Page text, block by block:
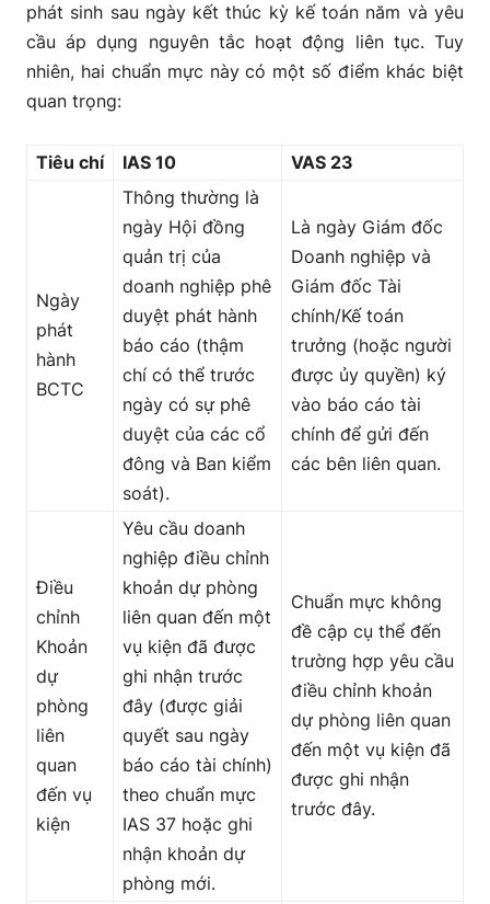
phát sinh sau ngày kết thúc kỳ kế toán năm và yêu
cầu áp dụng nguyên tắc hoạt động liên tục. Tuy
nhiên, hai chuẩn mực này có một số điểm khác biệt
quan trọng:
Tiêu chí IAS 10 VAS 23
Ngày
phát
hành
BCTC
Thông thường là
ngày Hội đồng
quản trị của
doanh nghiệp phê
duyệt phát hành
báo cáo (thậm
chí có thể trước
ngày có sự phê
duyệt của các cổ
đông và Ban kiểm
soát).
Là ngày Giám đốc
Doanh nghiệp và
Giám đốc Tài
chính/Kế toán
trưởng (hoặc người
được ủy quyền) ký
vào báo cáo tài
chính để gửi đến
các bên liên quan.
Điều
chỉnh
Khoản
dự
phòng
liên
quan
đến vụ
kiện
Yêu cầu doanh
nghiệp điều chỉnh
khoản dự phòng
liên quan đến một
vụ kiện đã được
ghi nhận trước
đây (được giải
quyết sau ngày
báo cáo tài chính)
theo chuẩn mực
IAS 37 hoặc ghi
nhận khoản dự
phòng mới.
Chuẩn mực không
đề cập cụ thể đến
trường hợp yêu cầu
điều chỉnh khoản
dự phòng liên quan
đến một vụ kiện đã
được ghi nhận
trước đây.